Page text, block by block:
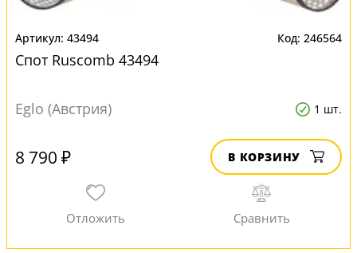
43494 246564
Спот Ruscomb 43494
Eglo (Австрия) 1 шт.
8 790 ₽ В КОРЗИНУ